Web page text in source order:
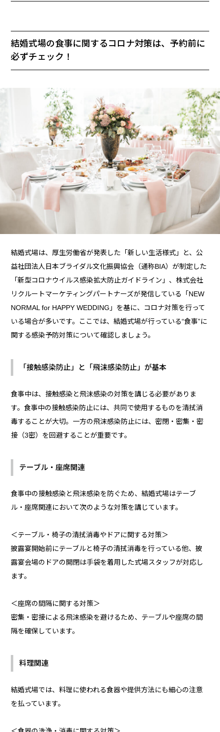
結婚式場の食事に関するコロナ対策は、予約前に
必ずチェック！
結婚式場は、厚生労働省が発表した「新しい生活様式」と、公
益社団法人日本ブライダル文化振興協会（通称BIA）が制定した
「新型コロナウイルス感染拡大防止ガイドライン」、株式会社
リクルートマーケティングパートナーズが発信している「NEW
NORMAL for HAPPY WEDDING」を基に、コロナ対策を行って
いる場合が多いです。ここでは、結婚式場が行っている“食事”に
関する感染予防対策について確認しましょう。
「接触感染防止」と「飛沫感染防止」が基本
食事中は、接触感染と飛沫感染の対策を講じる必要がありま
す。食事中の接触感染防止には、共同で使用するものを清拭消
毒することが大切。一方の飛沫感染防止には、密閉・密集・密
接（3密）を回避することが重要です。
テーブル・座席関連
食事中の接触感染と飛沫感染を防ぐため、結婚式場はテーブ
ル・座席関連において次のような対策を講じています。
＜テーブル・椅子の清拭消毒やドアに関する対策＞
披露宴開始前にテーブルと椅子の清拭消毒を行っている他、披
露宴会場のドアの開閉は手袋を着用した式場スタッフが対応し
ます。
＜座席の間隔に関する対策＞
密集・密接による飛沫感染を避けるため、テーブルや座席の間
隔を確保しています。
料理関連
結婚式場では、料理に使われる食器や提供方法にも細心の注意
を払っています。